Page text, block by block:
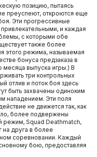
позицию, пытаясь
преуспеют, откроются еще
Эти прогрессивные
и каждая
с которыми обе
также более
этого режима, называемая
бонуса предзаказа в
выпуска игры.) В
три контрольных
отлив и поток боя здесь
быть захвачены одиноким
нападением. Эти поля
не движется так, как
более подвержены
режим, Squad Deathmatch,
на друга в более
соревновании. Каждый
бою, предоставляя